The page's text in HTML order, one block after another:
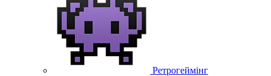
Ретрогеймінг